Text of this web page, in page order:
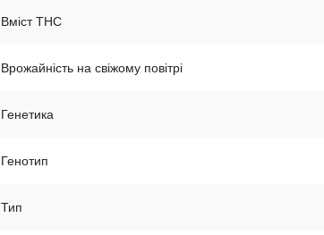
Вміст THC
Врожайність на свіжому повітрі
Генетика
Генотип
Тип